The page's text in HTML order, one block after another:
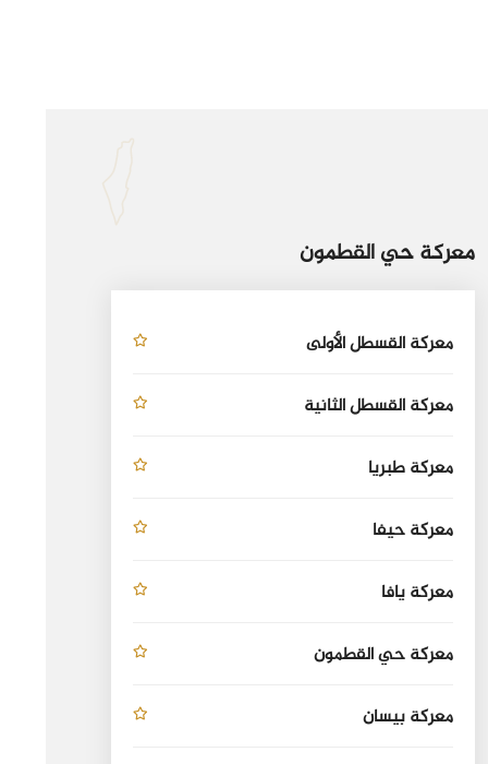
معركة حي القطمون
معركة القسطل الأولى
معركة القسطل الثانية
معركة طبريا
معركة حيفا
معركة يافا
معركة حي القطمون
معركة بيسان